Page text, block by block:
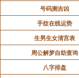
号码测吉凶
手纹在线运势
生男生女清宫表
周公解梦自助查询
八字排盘